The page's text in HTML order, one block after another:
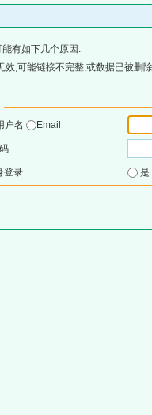
有如下几个原因:
效,可能链接不完整,或数据已被删
户名
Email
登录